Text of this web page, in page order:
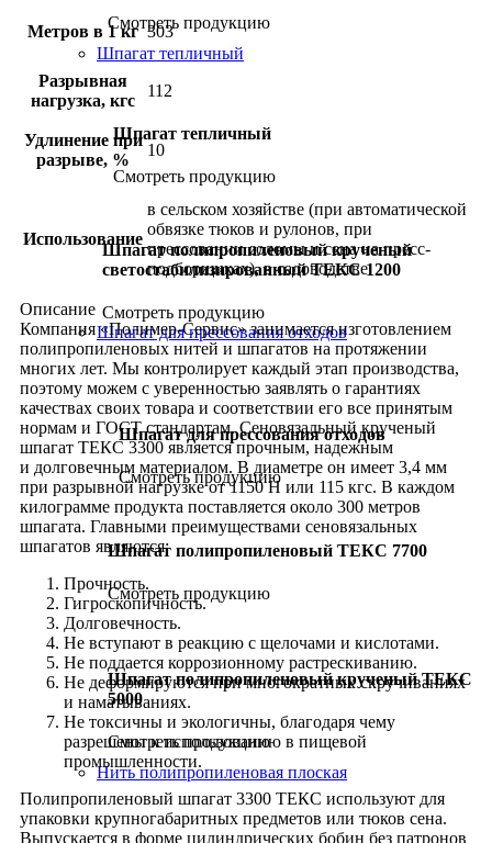
Смотреть продукцию
Шпагат тепличный
Шпагат тепличный
Смотреть продукцию
Шпагат полипропиленовый крученый
светостабилизированный ТЕКС 1200
Смотреть продукцию
Шпагат для прессования отходов
Шпагат для прессования отходов
Смотреть продукцию
Шпагат полипропиленовый ТЕКС 7700
Смотреть продукцию
Шпагат полипропиленовый крученый ТЕКС
5000
Смотреть продукцию
Нить полипропиленовая плоская
Метров в 1 кг 303
Разрывная
нагрузка, кгс
112
Удлинение при
разрыве, %
10
Использование
в сельском хозяйстве (при автоматической
обвязке тюков и рулонов, при
прессовании соломы и сена на пресс-
подборщиках), в садоводстве
Описание
Компания «Полимер-Сервис» занимается изготовлением
полипропиленовых нитей и шпагатов на протяжении
многих лет. Мы контролирует каждый этап производства,
поэтому можем с уверенностью заявлять о гарантиях
качествах своих товара и соответствии его все принятым
нормам и ГОСТ стандартам. Сеновязальный крученый
шпагат ТЕКС 3300 является прочным, надежным
и долговечным материалом. В диаметре он имеет 3,4 мм
при разрывной нагрузке от 1150 Н или 115 кгс. В каждом
килограмме продукта поставляется около 300 метров
шпагата. Главными преимуществами сеновязальных
шпагатов являются:
Прочность.
Гигроскопичность.
Долговечность.
Не вступают в реакцию с щелочами и кислотами.
Не поддается коррозионному растрескиванию.
Не деформируются при многократных скручиваниях
и наматываниях.
Не токсичны и экологичны, благодаря чему
разрешены к использованию в пищевой
промышленности.
Полипропиленовый шпагат 3300 ТЕКС используют для
упаковки крупногабаритных предметов или тюков сена.
Выпускается в форме цилиндрических бобин без патронов